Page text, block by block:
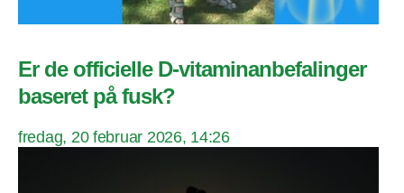
Er de officielle D-vitaminanbefalinger
baseret på fusk?
fredag, 20 februar 2026, 14:26